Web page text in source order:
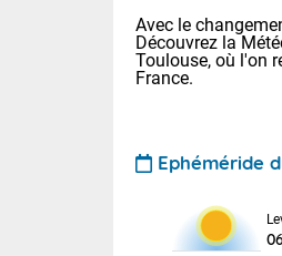
Avec le
Découvrez la
Toulouse, où l'on
France.
Ephéméride